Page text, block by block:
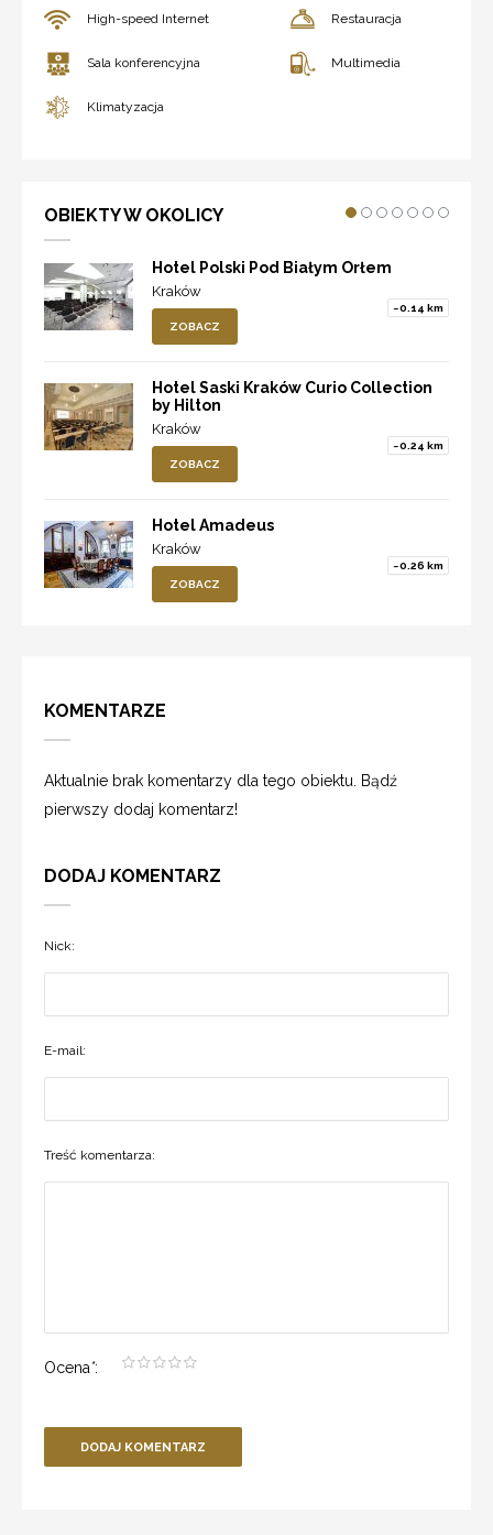
High-speed Internet Restauracja
Sala konferencyjna Multimedia
Klimatyzacja
OBIEKTY W OKOLICY
Hotel Polski Pod Białym Orłem
Kraków
~0.14 km
ZOBACZ
Hotel Saski Kraków Curio Collection
by Hilton
Kraków
~0.24 km
ZOBACZ
Hotel Amadeus
Kraków
~0.26 km
ZOBACZ
KOMENTARZE
Aktualnie brak komentarzy dla tego obiektu. Bądź
pierwszy dodaj komentarz!
DODAJ KOMENTARZ
Nick:
E-mail:
Treść komentarza:
Ocena*:
DODAJ KOMENTARZ